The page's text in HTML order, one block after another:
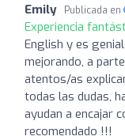
Emily Publicada en
Experiencia
English y es
mejorando, a
atentos/as
todas las dudas,
ayudan a encajar
recomendado !!!